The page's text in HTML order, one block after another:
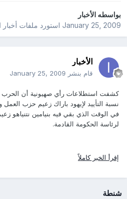
بواسطهالأخبار
January 25, 2009استورد ملفات أخبار
الأخبار
قام بنشر January 25, 2009
كشفت استطلاعات رأي صهيونية أن الحرب
نسبة التأييد لإيهود باراك زعيم حزب العمل
في الوقت الذي بقي فيه بنيامين نتنياهو
لرئاسة الحكومة القادمة.
إقرأ الخبر كاملاً
شنطة